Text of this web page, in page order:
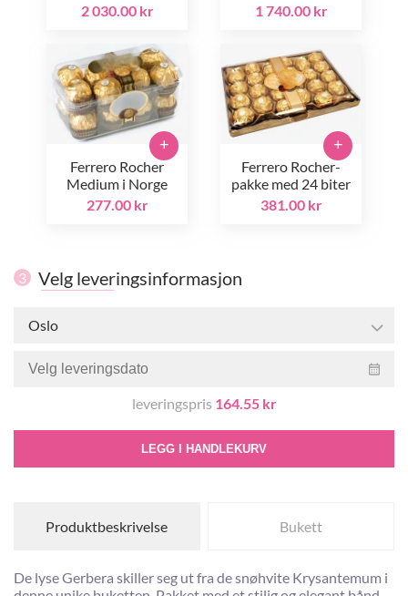
2 030.00 kr 1 740.00 kr
Ferrero Rocher
Medium i Norge
277.00 kr
+
Ferrero Rocher-
pakke med 24 biter
381.00 kr
+
3 Velg leveringsinformasjon
Oslo
leveringspris 164.55 kr
LEGG I HANDLEKURV
Produktbeskrivelse Bukett
De lyse Gerbera skiller seg ut fra de snøhvite Krysantemum i